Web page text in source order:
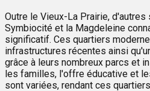
Outre le Vieux-La Prairie,
Symbiocité et la Magdeleine
significatif. Ces quartiers
infrastructures récentes ainsi
grâce à leurs nombreux parcs et
les familles, l'offre éducative et
sont variées, rendant ces